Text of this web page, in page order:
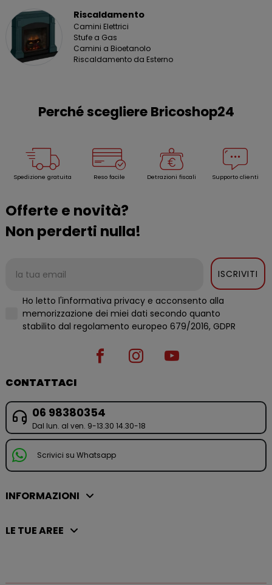
Riscaldamento
Camini Elettrici
Stufe a Gas
Camini a Bioetanolo
Riscaldamento da Esterno
Perché scegliere Bricoshop24
Spedizione gratuita Reso facile Detrazioni fiscali Supporto clienti
Offerte e novità?
Non perderti nulla!
ISCRIVITI
Ho letto l'informativa privacy e acconsento alla
memorizzazione dei miei dati secondo quanto
stabilito dal regolamento europeo 679/2016, GDPR
CONTATTACI
06 98380354
Dal lun. al ven. 9-13.30 14.30-18
Scrivici su Whatsapp
INFORMAZIONI
LE TUE AREE